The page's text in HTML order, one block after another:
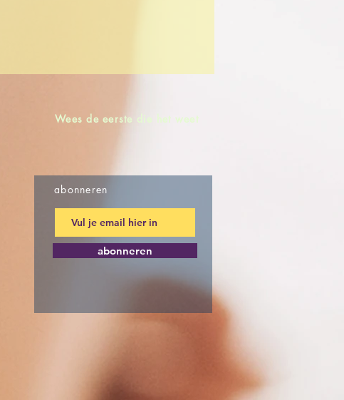
Wees de eerste die het weet
abonneren
abonneren